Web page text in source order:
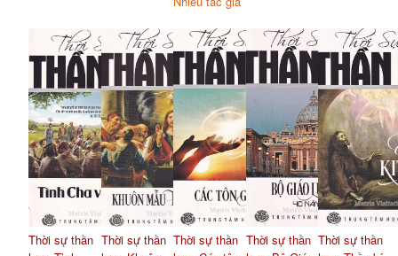
Thời sự thần Thời sự thần Thời sự thần Thời sự thần Thời sự thần